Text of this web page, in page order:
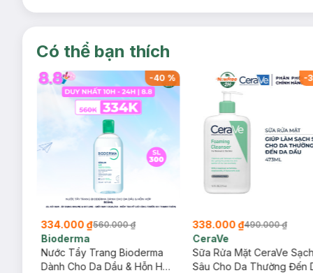
Có thể bạn thích
-40 %
334.000 ₫560.000 ₫
Bioderma
Nước Tẩy Trang Bioderma
Dành Cho Da Dầu & Hỗn Hợp
-
338.000 ₫490.000 ₫
CeraVe
Sữa Rửa Mặt CeraVe
Sâu Cho Da Thường Đến